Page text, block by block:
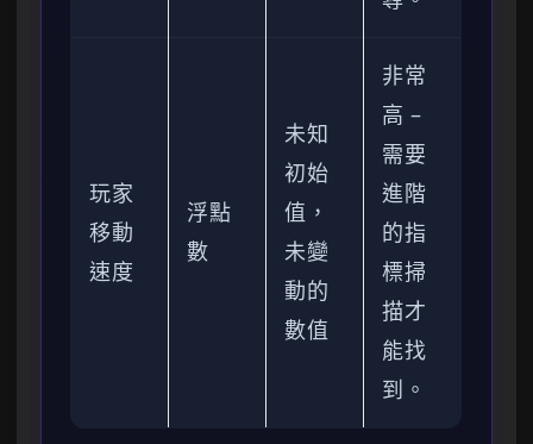
玩家
移動
速度
浮點
數
未知
初始
值，
未變
動的
數值
非常
高 –
需要
進階
的指
標掃
描才
能找
到。